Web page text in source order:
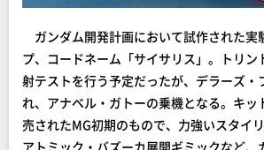
ガンダム開発計画において試作された実
プ、コードネーム「サイサリス」。トリン
射テストを行う予定だったが、デラーズ・
れ、アナベル・ガトーの乗機となる。キッ
売されたMG初期のもので、力強いスタイ
アトミック・バズーカ展開ギミックなど、